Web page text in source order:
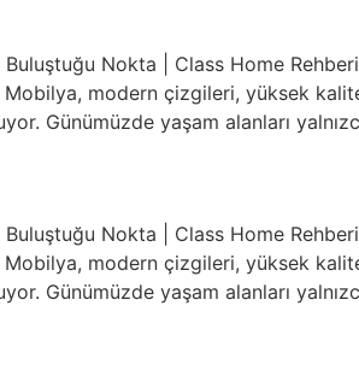
Nokta | Class Home
modern çizgileri, yüksek
Günümüzde yaşam alanları
Nokta | Class Home
modern çizgileri, yüksek
Günümüzde yaşam alanları